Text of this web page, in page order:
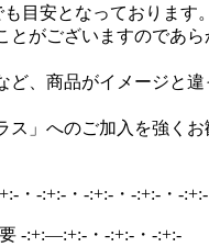
目安となっております。
とがございますのであら
ど、商品がイメージと違
ス」へのご加入を強くお
・-:+:-・-:+:-・-:+:-・-
-:+:―:+:-・-:+:-・-:+:-